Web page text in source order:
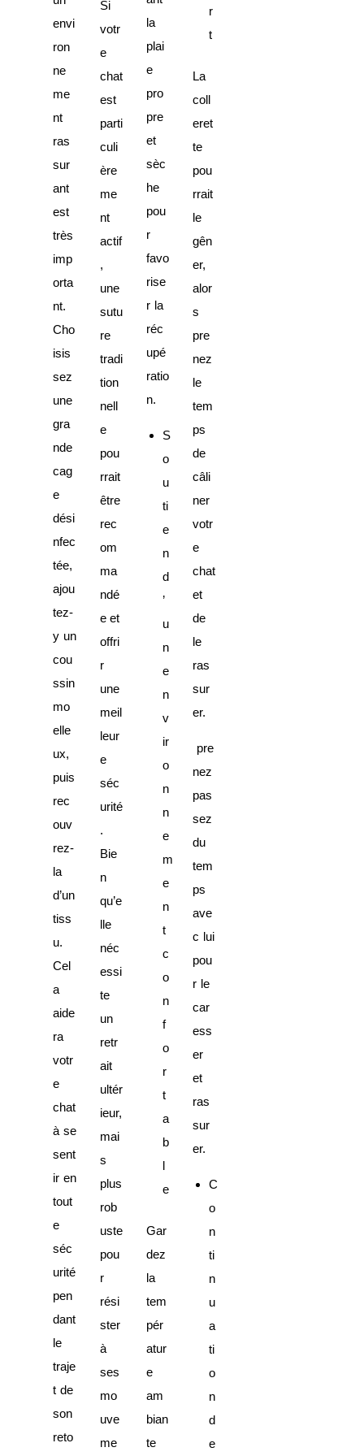
envi
ron
ne
me
nt
ras
sur
ant
est
très
imp
orta
nt.
Cho
isis
sez
une
gra
nde
cag
e
dési
nfec
tée,
ajou
tez-
y un
cou
ssin
mo
elle
ux,
puis
rec
ouv
rez-
la
d’un
tiss
u.
Cel
a
aide
ra
votr
e
chat
à se
sent
ir en
tout
e
séc
urité
pen
dant
le
traje
t de
son
reto
Si
votr
e
chat
est
parti
culi
ère
me
nt
actif
,
une
sutu
re
tradi
tion
nell
e
pou
rrait
être
rec
om
ma
ndé
e et
offri
r
une
meil
leur
e
séc
urité
.
Bie
n
qu’e
lle
néc
essi
te
un
retr
ait
ultér
ieur,
mai
s
plus
rob
uste
pou
r
rési
ster
à
ses
mo
uve
me
la
plai
e
pro
pre
et
sèc
he
pou
r
favo
rise
r la
réc
upé
ratio
n.
S
o
u
ti
e
n
d
’
u
n
e
n
v
ir
o
n
n
e
m
e
n
t
c
o
n
f
o
r
t
a
b
l
e
Gar
dez
la
tem
pér
atur
e
am
bian
te
r
t
La
coll
eret
te
pou
rrait
le
gên
er,
alor
s
pre
nez
le
tem
ps
de
câli
ner
votr
e
chat
et
de
le
ras
sur
er.
pre
nez
pas
sez
du
tem
ps
ave
c lui
pou
r le
car
ess
er
et
ras
sur
er.
C
o
n
ti
n
u
a
ti
o
n
d
e